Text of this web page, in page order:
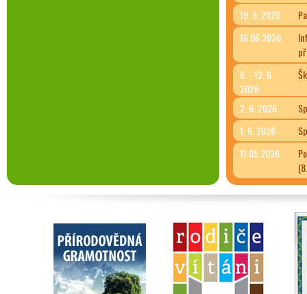
19. 6. 2026
16.06.2026
8. - 12. 6.
2026
2. 6. 2026
1. 6. 2026
11.05.2026